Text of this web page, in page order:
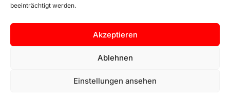
beeinträchtigt werden.
Akzeptieren
Ablehnen
Einstellungen ansehen
INFORMATION
Zahlungsarten
Versandinformationen
Widerrufsbelehrung